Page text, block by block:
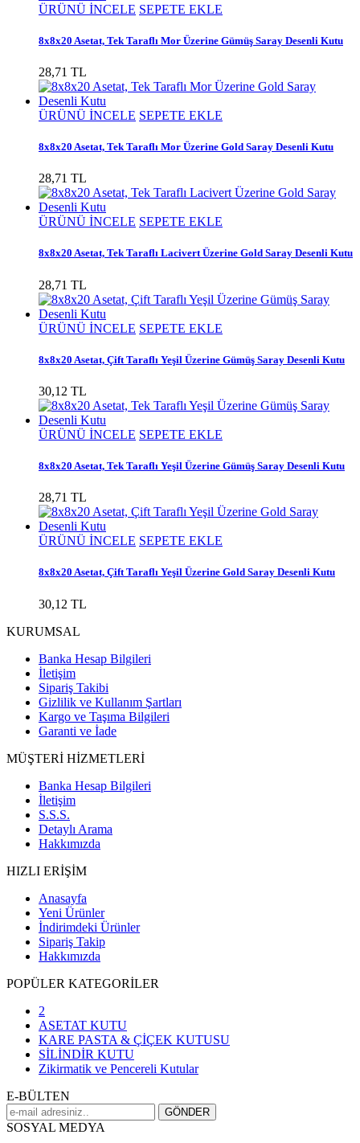
ÜRÜNÜ İNCELE SEPETE EKLE
8x8x20 Asetat, Tek Taraflı Mor Üzerine Gümüş Saray Desenli Kutu
28,71 TL
ÜRÜNÜ İNCELE SEPETE EKLE
8x8x20 Asetat, Tek Taraflı Mor Üzerine Gold Saray Desenli Kutu
28,71 TL
ÜRÜNÜ İNCELE SEPETE EKLE
8x8x20 Asetat, Tek Taraflı Lacivert Üzerine Gold Saray Desenli Kutu
28,71 TL
ÜRÜNÜ İNCELE SEPETE EKLE
8x8x20 Asetat, Çift Taraflı Yeşil Üzerine Gümüş Saray Desenli Kutu
30,12 TL
ÜRÜNÜ İNCELE SEPETE EKLE
8x8x20 Asetat, Tek Taraflı Yeşil Üzerine Gümüş Saray Desenli Kutu
28,71 TL
ÜRÜNÜ İNCELE SEPETE EKLE
8x8x20 Asetat, Çift Taraflı Yeşil Üzerine Gold Saray Desenli Kutu
30,12 TL
KURUMSAL
Banka Hesap Bilgileri
İletişim
Sipariş Takibi
Gizlilik ve Kullanım Şartları
Kargo ve Taşıma Bilgileri
Garanti ve İade
MÜŞTERİ HİZMETLERİ
Banka Hesap Bilgileri
İletişim
S.S.S.
Detaylı Arama
Hakkımızda
HIZLI ERİŞİM
Anasayfa
Yeni Ürünler
İndirimdeki Ürünler
Sipariş Takip
Hakkımızda
POPÜLER KATEGORİLER
2
ASETAT KUTU
KARE PASTA & ÇİÇEK KUTUSU
SİLİNDİR KUTU
Zikirmatik ve Pencereli Kutular
E-BÜLTEN
SOSYAL MEDYA